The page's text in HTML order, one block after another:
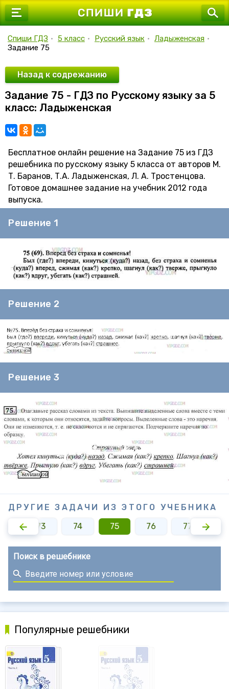
7 класс
9 класс
10 класс
11 класс
Спиши ГДЗ • 5 класс • Русский язык • Ладыженская •
Задание 75
Назад к содрежанию
Задание 75 - ГДЗ по Русскому языку за 5
класс: Ладыженская
Бесплатное онлайн решение на Задание 75 из ГДЗ
решебника по русскому языку 5 класса от авторов М.
Т. Баранов, Т.А. Ладыженская, Л. А. Тростенцова.
Готовое домашнее задание на учебник 2012 года
выпуска.
Решение 1
Решение 2
Решение 3
ДРУГИЕ ЗАДАЧИ ИЗ ЭТОГО УЧЕБНИКА
73 74 75 76 77
Поиск в решебнике
Популярные решебники